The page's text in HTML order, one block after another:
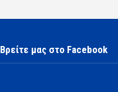
Βρείτε μας στο Facebook